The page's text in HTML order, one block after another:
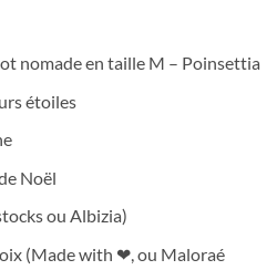
nomade en taille M – Poinsettia
étoiles
Noël
ou Albizia)
(Made with ❤, ou Maloraé